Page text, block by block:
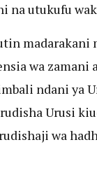
na utukufu
madarakani
wa zamani
ndani ya
Urusi
wa